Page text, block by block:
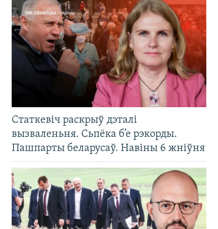
Статкевіч раскрыў дэталі
вызваленьня. Сьпёка б’е рэкорды.
Пашпарты беларусаў. Навіны 6 жніўня